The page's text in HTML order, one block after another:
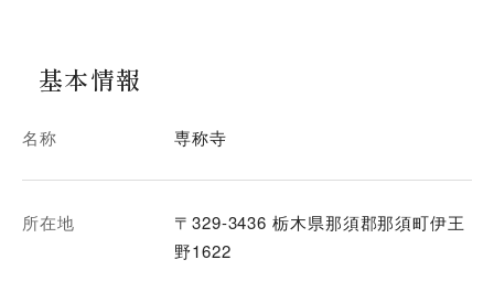
基本情報
名称 専称寺
所在地
〒329-3436 栃木県那須郡那須町伊王
野1622